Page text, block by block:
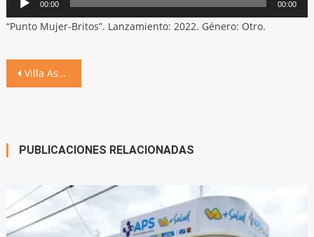
de
audio
00:00 00:00
“Punto Mujer-Britos”. Lanzamiento: 2022. Género: Otro.
Navegación
Villa Ascasubi, sede de Encuentro Regional de Puntos Mujer
PUBLICACIONES RELACIONADAS